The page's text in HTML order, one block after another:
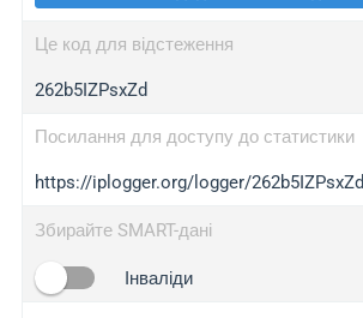
wl.gl
ed.tc
iplogger.com
maper.info
2no.co
Це код для відстеження
262b5IZPsxZd
Посилання для доступу до статистики
https://iplogger.org/logger/262b5IZPsxZd
Збирайте SMART-дані
Інваліди